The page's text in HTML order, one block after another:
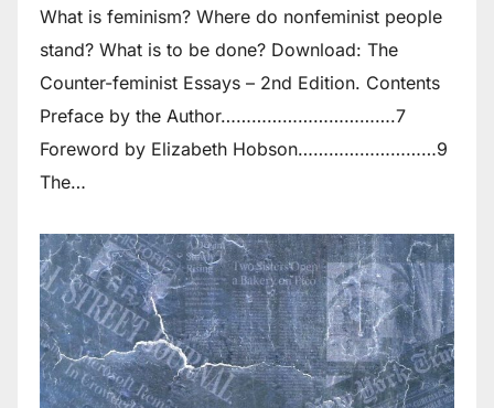
What is feminism? Where do non­feminist people
stand? What is to be done? Download: The
Counter-feminist Essays – 2nd Edition. Contents
Preface by the Author…………………………….7
Foreword by Elizabeth Hobson………………………9
The…